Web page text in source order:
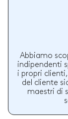
Abbiamo
indipendenti
i propri
del cliente
maestri di